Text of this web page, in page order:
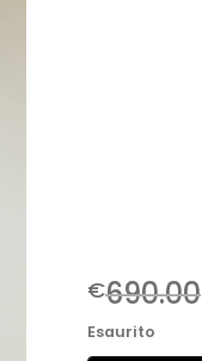
€690.00
Esaurito